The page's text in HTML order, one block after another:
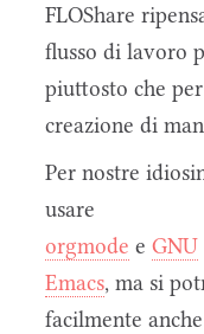
FLOShare
flusso di lavoro
piuttosto che
creazione di
Per nostre
usare
orgmode eGNU
Emacs, ma si
facilmente anche